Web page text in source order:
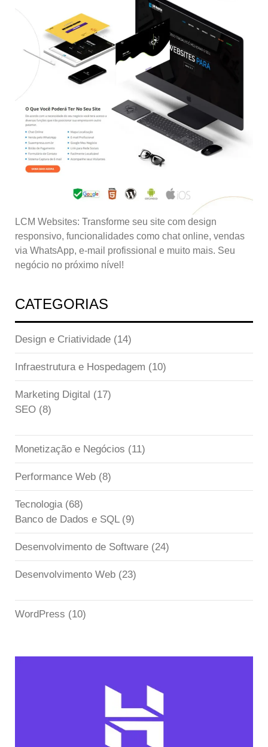
LCM Websites: Transforme seu site com design
responsivo, funcionalidades como chat online, vendas
via WhatsApp, e-mail profissional e muito mais. Seu
negócio no próximo nível!
CATEGORIAS
Design e Criatividade (14)
Infraestrutura e Hospedagem (10)
Marketing Digital (17)
SEO (8)
Monetização e Negócios (11)
Performance Web (8)
Tecnologia(68)
Banco de Dados e SQL(9)
Desenvolvimento de Software (24)
Desenvolvimento Web (23)
WordPress (10)